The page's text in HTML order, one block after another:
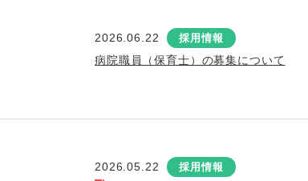
2026.06.22 採用情報
病院職員（保育士）の募集について
2026.05.22 採用情報